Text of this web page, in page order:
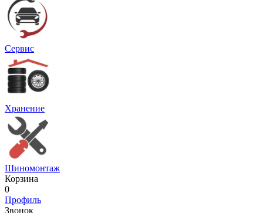
Сервис
Хранение
Шиномонтаж
Корзина
0
Профиль
Звонок